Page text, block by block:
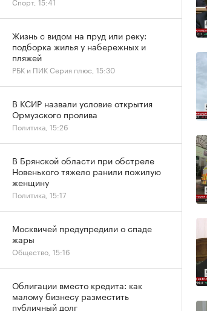
Жизнь с видом на пруд или реку:
подборка жилья у набережных и
пляжей
РБК и ПИК Серия плюс, 15:30
В КСИР назвали условие открытия
Ормузского пролива
Политика, 15:26
В Брянской области при обстреле
Новенького тяжело ранили пожилую
женщину
Политика, 15:17
Москвичей предупредили о спаде
жары
Общество, 15:16
Облигации вместо кредита: как
малому бизнесу разместить
публичный долг